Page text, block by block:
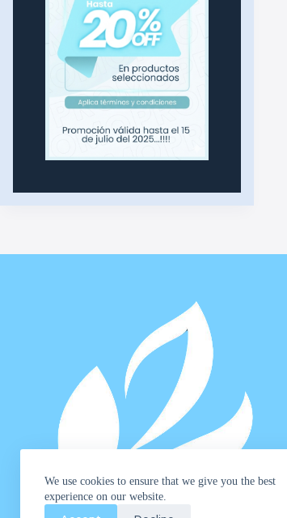
We use cookies to ensure that we give you the best
experience on our website.